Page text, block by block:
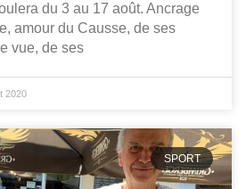
du 3 au 17 août. Ancrage
amour du Causse, de ses
vue, de ses
2020
SPORT